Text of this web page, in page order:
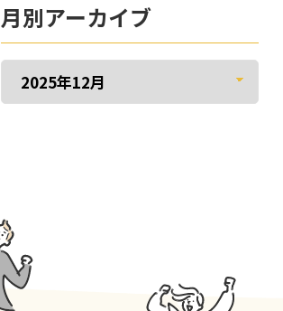
月別アーカイブ